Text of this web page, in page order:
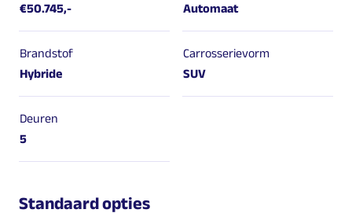
€50.745,-
Automaat
Brandstof
Hybride
Carrosserievorm
SUV
Deuren
5
Standaard opties